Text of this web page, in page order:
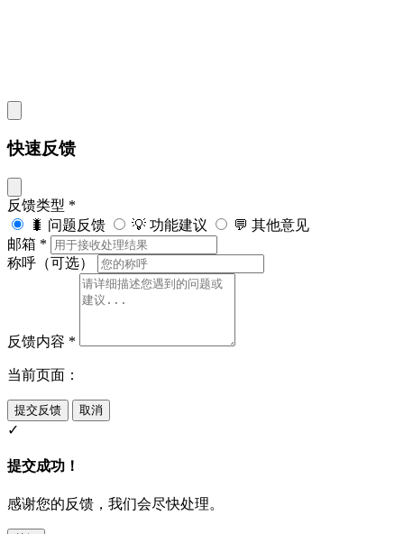
快速反馈
反馈类型 *
🐛 问题反馈
💡 功能建议
💬 其他意见
邮箱 *
称呼（可选）
反馈内容 *
当前页面：
提交反馈 取消
✓
提交成功！
感谢您的反馈，我们会尽快处理。